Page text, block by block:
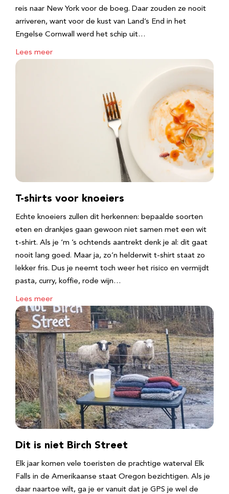
reis naar New York voor de boeg. Daar zouden ze nooit
arriveren, want voor de kust van Land’s End in het
Engelse Cornwall werd het schip uit…
Lees meer
T-shirts voor knoeiers
Echte knoeiers zullen dit herkennen: bepaalde soorten
eten en drankjes gaan gewoon niet samen met een wit
t-shirt. Als je ‘m ’s ochtends aantrekt denk je al: dit gaat
nooit lang goed. Maar ja, zo’n helderwit t-shirt staat zo
lekker fris. Dus je neemt toch weer het risico en vermijdt
pasta, curry, koffie, rode wijn…
Lees meer
Dit is niet Birch Street
Elk jaar komen vele toeristen de prachtige waterval Elk
Falls in de Amerikaanse staat Oregon bezichtigen. Als je
daar naartoe wilt, ga je er vanuit dat je GPS je wel de